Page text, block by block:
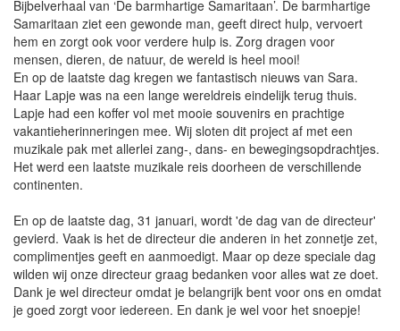
Bijbelverhaal van ‘De barmhartige Samaritaan’. De barmhartige
Samaritaan ziet een gewonde man, geeft direct hulp, vervoert
hem en zorgt ook voor verdere hulp is. Zorg dragen voor
mensen, dieren, de natuur, de wereld is heel mooi!
En op de laatste dag kregen we fantastisch nieuws van Sara.
Haar Lapje was na een lange wereldreis eindelijk terug thuis.
Lapje had een koffer vol met mooie souvenirs en prachtige
vakantieherinneringen mee. Wij sloten dit project af met een
muzikale pak met allerlei zang-, dans- en bewegingsopdrachtjes.
Het werd een laatste muzikale reis doorheen de verschillende
continenten.
En op de laatste dag, 31 januari, wordt 'de dag van de directeur'
gevierd. Vaak is het de directeur die anderen in het zonnetje zet,
complimentjes geeft en aanmoedigt. Maar op deze speciale dag
wilden wij onze directeur graag bedanken voor alles wat ze doet.
Dank je wel directeur omdat je belangrijk bent voor ons en omdat
je goed zorgt voor iedereen. En dank je wel voor het snoepje!